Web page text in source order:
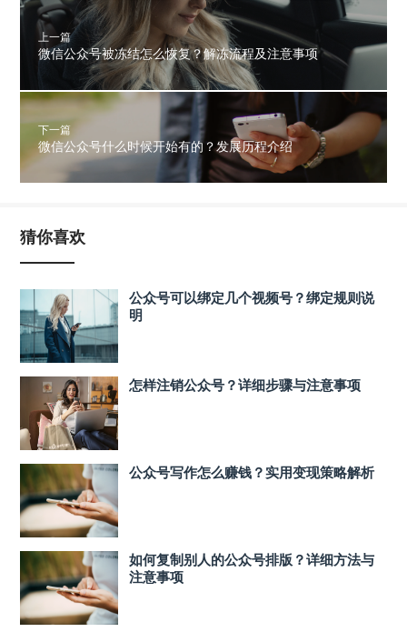
上一篇
微信公众号被冻结怎么恢复？解冻流程及注意事项
下一篇
微信公众号什么时候开始有的？发展历程介绍
猜你喜欢
公众号可以绑定几个视频号？绑定规则说
明
怎样注销公众号？详细步骤与注意事项
公众号写作怎么赚钱？实用变现策略解析
如何复制别人的公众号排版？详细方法与
注意事项